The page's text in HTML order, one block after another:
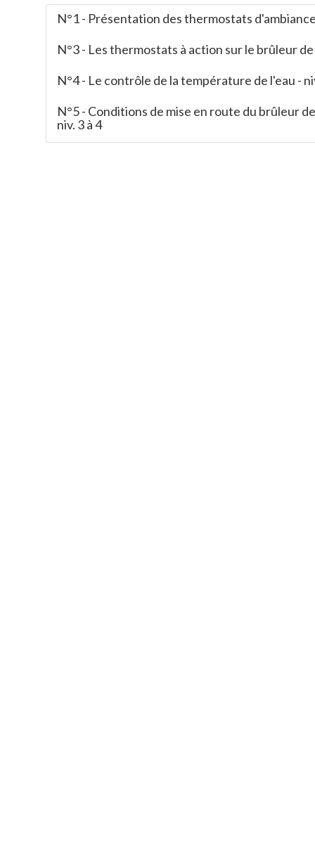
N°1 - Présentation des thermostats
N°3 - Les thermostats à action sur le brûleur
N°4 - Le contrôle de la température de l'eau -
N°5 - Conditions de mise en route du brûleur
niv. 3 à 4